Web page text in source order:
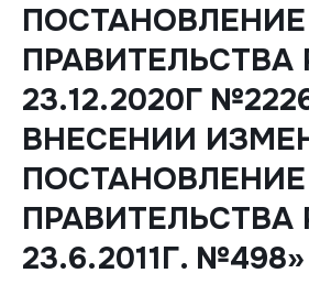
ПОСТАНОВЛЕНИЕ
ПРАВИТЕЛЬСТВА
23.12.2020Г
ВНЕСЕНИИ
ПОСТАНОВЛЕНИЕ
ПРАВИТЕЛЬСТВА
23.6.2011Г. №498»